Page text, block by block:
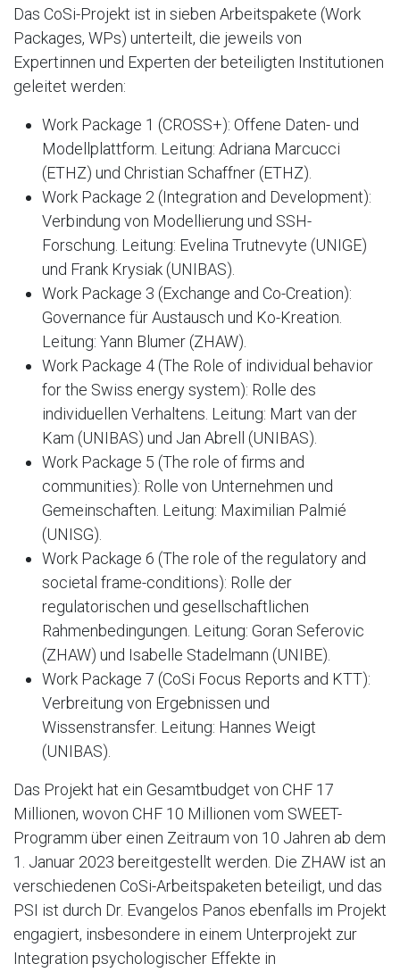
Das CoSi-Projekt ist in sieben Arbeitspakete (Work
Packages, WPs) unterteilt, die jeweils von
Expertinnen und Experten der beteiligten Institutionen
geleitet werden:
Work Package 1 (CROSS+): Offene Daten- und
Modellplattform. Leitung: Adriana Marcucci
(ETHZ) und Christian Schaffner (ETHZ).
Work Package 2 (Integration and Development):
Verbindung von Modellierung und SSH-
Forschung. Leitung: Evelina Trutnevyte (UNIGE)
und Frank Krysiak (UNIBAS).
Work Package 3 (Exchange and Co-Creation):
Governance für Austausch und Ko-Kreation.
Leitung: Yann Blumer (ZHAW).
Work Package 4 (The Role of individual behavior
for the Swiss energy system): Rolle des
individuellen Verhaltens. Leitung: Mart van der
Kam (UNIBAS) und Jan Abrell (UNIBAS).
Work Package 5 (The role of firms and
communities): Rolle von Unternehmen und
Gemeinschaften. Leitung: Maximilian Palmié
(UNISG).
Work Package 6 (The role of the regulatory and
societal frame-conditions): Rolle der
regulatorischen und gesellschaftlichen
Rahmenbedingungen. Leitung: Goran Seferovic
(ZHAW) und Isabelle Stadelmann (UNIBE).
Work Package 7 (CoSi Focus Reports and KTT):
Verbreitung von Ergebnissen und
Wissenstransfer. Leitung: Hannes Weigt
(UNIBAS).
Das Projekt hat ein Gesamtbudget von CHF 17
Millionen, wovon CHF 10 Millionen vom SWEET-
Programm über einen Zeitraum von 10 Jahren ab dem
1. Januar 2023 bereitgestellt werden. Die ZHAW ist an
verschiedenen CoSi-Arbeitspaketen beteiligt, und das
PSI ist durch Dr. Evangelos Panos ebenfalls im Projekt
engagiert, insbesondere in einem Unterprojekt zur
Integration psychologischer Effekte in